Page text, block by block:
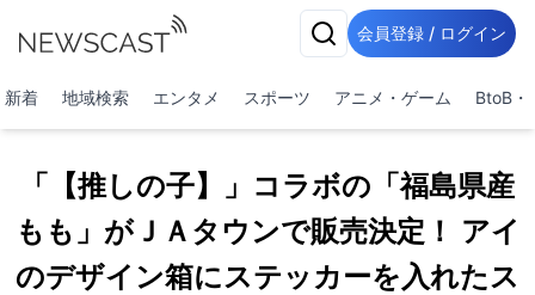
会員登録 / ログイン
新着 地域検索 エンタメ スポーツ アニメ・ゲーム BtoB・
「【推しの子】」コラボの「福島県産
もも」がＪＡタウンで販売決定！ アイ
のデザイン箱にステッカーを入れたス